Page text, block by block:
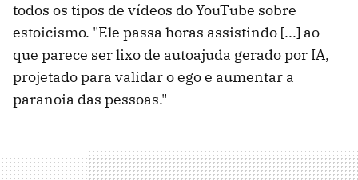
todos os tipos de vídeos do YouTube sobre
estoicismo. "Ele passa horas assistindo [...] ao
que parece ser lixo de autoajuda gerado por IA,
projetado para validar o ego e aumentar a
paranoia das pessoas."